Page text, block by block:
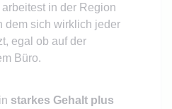
in der Region
dem sich wirklich jeder
egal ob auf der
Büro.
starkes Gehalt plus